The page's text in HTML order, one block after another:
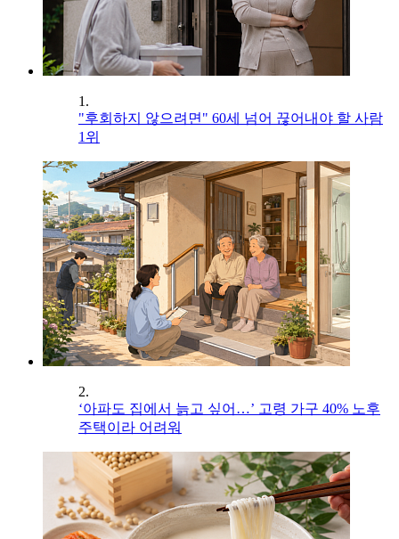
1.
"후회하지 않으려면" 60세 넘어 끊어내야 할 사람
1위
2.
‘아파도 집에서 늙고 싶어…’ 고령 가구 40% 노후
주택이라 어려워